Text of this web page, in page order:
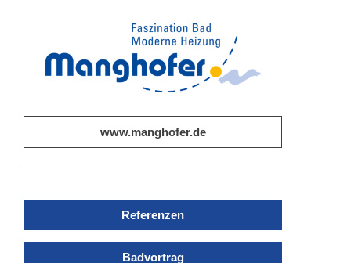
www.manghofer.de
Referenzen
Badvortrag